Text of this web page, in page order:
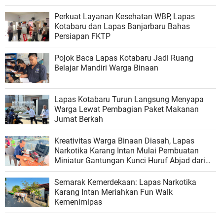
Perkuat Layanan Kesehatan WBP, Lapas
Kotabaru dan Lapas Banjarbaru Bahas
Persiapan FKTP
Pojok Baca Lapas Kotabaru Jadi Ruang
Belajar Mandiri Warga Binaan
Lapas Kotabaru Turun Langsung Menyapa
Warga Lewat Pembagian Paket Makanan
Jumat Berkah
Kreativitas Warga Binaan Diasah, Lapas
Narkotika Karang Intan Mulai Pembuatan
Miniatur Gantungan Kunci Huruf Abjad dari
Bambu
Semarak Kemerdekaan: Lapas Narkotika
Karang Intan Meriahkan Fun Walk
Kemenimipas